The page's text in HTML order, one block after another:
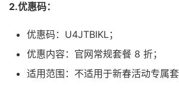
2.优惠码：
优惠码：U4JTBIKL；
优惠内容：官网常规套餐 8 折；
适用范围：不适用于新春活动专属套